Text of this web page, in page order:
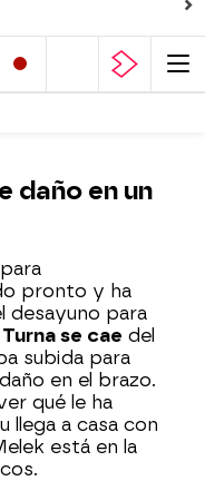
daño en un
pronto y ha
desayuno para
Turna se cae del
subida para
en el brazo.
qué le ha
llega a casa con
está en la